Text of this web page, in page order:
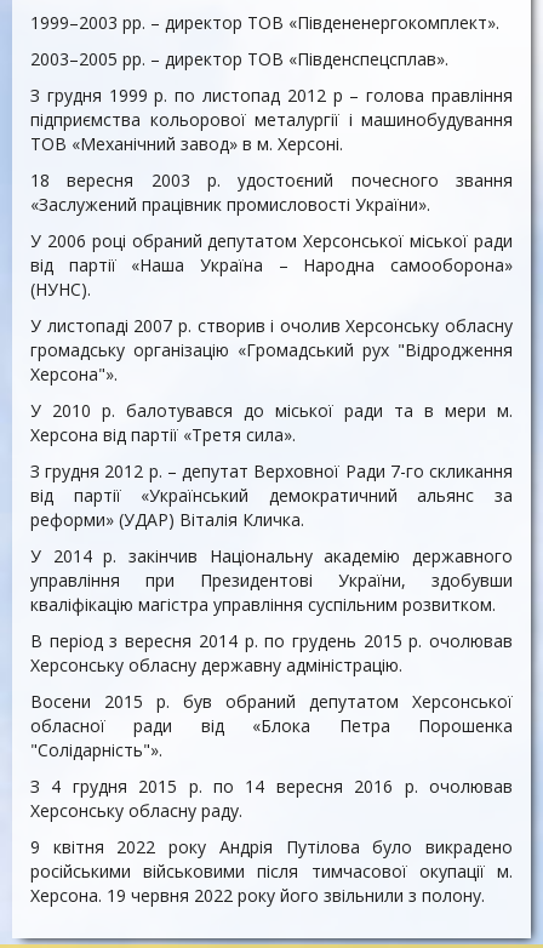
1999–2003 рр. – директор ТОВ «Південенергокомплект».
2003–2005 рр. – директор ТОВ «Південспецсплав».
З грудня 1999 р. по листопад 2012 р – голова правління
підприємства кольорової металургії і машинобудування
ТОВ «Механічний завод» в м. Херсоні.
18 вересня 2003 р. удостоєний почесного звання
«Заслужений працівник промисловості України».
У 2006 році обраний депутатом Херсонської міської ради
від партії «Наша Україна – Народна самооборона»
(НУНС).
У листопаді 2007 р. створив і очолив Херсонську обласну
громадську організацію «Громадський рух "Відродження
Херсона"».
У 2010 р. балотувався до міської ради та в мери м.
Херсона від партії «Третя сила».
З грудня 2012 р. – депутат Верховної Ради 7-го скликання
від партії «Український демократичний альянс за
реформи» (УДАР) Віталія Кличка.
У 2014 р. закінчив Національну академію державного
управління при Президентові України, здобувши
кваліфікацію магістра управління суспільним розвитком.
В період з вересня 2014 р. по грудень 2015 р. очолював
Херсонську обласну державну адміністрацію.
Восени 2015 р. був обраний депутатом Херсонської
обласної ради від «Блока Петра Порошенка
"Солідарність"».
З 4 грудня 2015 р. по 14 вересня 2016 р. очолював
Херсонську обласну раду.
9 квітня 2022 року Андрія Путілова було викрадено
російськими військовими після тимчасової окупації м.
Херсона. 19 червня 2022 року його звільнили з полону.